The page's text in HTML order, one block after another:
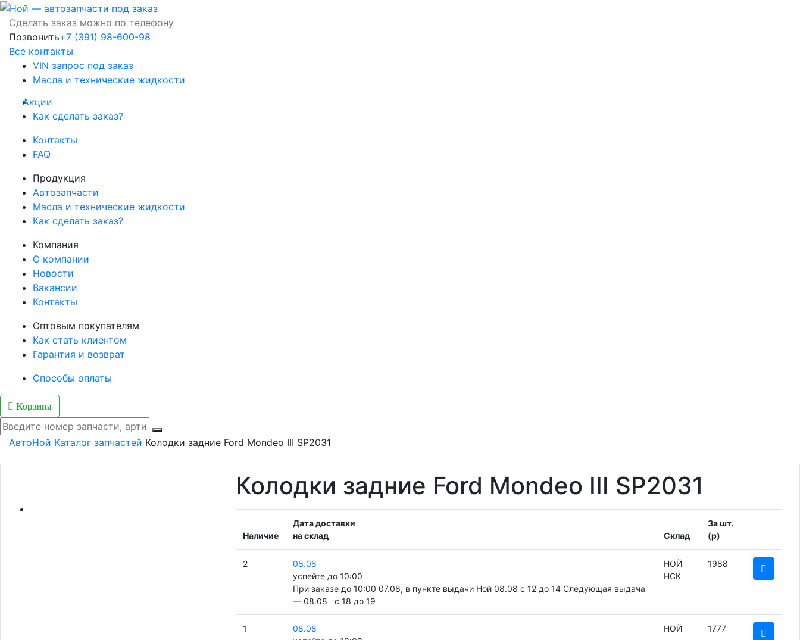
Сделать заказ можно по телефону
Позвонить+7 (391) 98-600-98
Все контакты
VIN запрос под заказ
Масла и технические жидкости
Акции
Как сделать заказ?
Контакты
FAQ
Продукция
Автозапчасти
Масла и технические жидкости
Как сделать заказ?
Компания
О компании
Новости
Вакансии
Контакты
Оптовым покупателям
Как стать клиентом
Гарантия и возврат
Способы оплаты
Корзина
АвтоНой Каталог запчастей Колодки задние Ford Mondeo III SP2031
Колодки задние Ford Mondeo III SP2031
Наличие
Дата доставки
на склад
Склад
За шт.
(p)
2
08.08
успейте до 10:00
При заказе до 10:00 07.08, в пункте выдачи Ной 08.08 c 12 до 14 Следующая выдача
— 08.08 c 18 до 19
НОЙ
НСК
1988
1
08.08
НОЙ 1777